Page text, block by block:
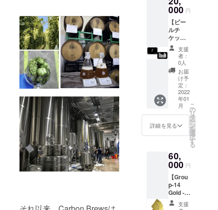
きま
す。
マチ：7
ｃｍ）
※このリ
ターン
はお酒
ですの
で二十
歳未満
の方の
購入は
できま
せん。
未成年
者の飲
律で禁
止され
缶ビー
ルは
330ml
缶の予
定で
す。 ※
クール
定して
おりま
す。 ※1
回のご
来店で
何杯で
もご利
用いた
だけま
す。 ※
使用時
期や期
限など
の注意
事項や
詳細は
載させ
ていた
だきま
す。 ※
お受け
取りは
店頭で
アブラ
ンド
BOSTO
N
CLUB
で
Carbon
Brews
の為に
オリジ
ナル制
作した
100％
日本製
のサン
グラス
識しな
がら、
質の良
さも重
視する
Carbon
People
000 円
【ビー
ルチ
ケット
24杯
分】
Carbon
Brews
東京
タップ
ルーム
にてご
利用い
ただけ
る24杯
無料の
ビール
プカー
ドで
す。 1
杯は
1,000円
相当分
のパイ
支援
者：
0人
お届
け予
定：
2022
年01
月
詳細を見る
こ
の
リ
タ
ー
ン
を
選
択
す
る
60,
000 円
【Grou
p-14
Gold -
First
Drink支援